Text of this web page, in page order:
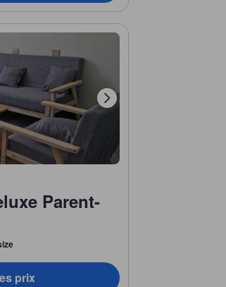
Parent-
prix